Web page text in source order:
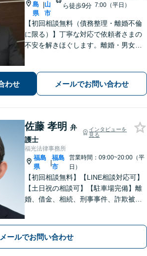
島
県
|山
市
ら徒歩9分 7:00（平日）
【初回相談無料（債務整理・離婚不倫
に限る）】丁寧な対応で依頼者さまの
不安を解きほぐします。離婚・男女問
え込まずお気軽にご相談ください。
【分割払い可能】
わせ メールでお問い合わせ
佐藤 孝明 弁
護士
インタビューを
見る
福光法律事務所
福島
県
|
福島
市
営業時間：09:00~20:00（平
日）
【初回相談無料】【LINE相談対応可】
【土日祝の相談可】【駐車場完備】離
婚、借金、相続、刑事事件、詐欺被
寧にサポートいたします【地元・福島
市出身の弁護士】
メールでお問い合わせ